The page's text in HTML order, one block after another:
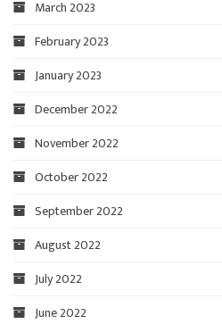
March 2023
February 2023
January 2023
December 2022
November 2022
October 2022
September 2022
August 2022
July 2022
June 2022